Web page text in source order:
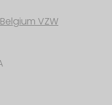
VZW